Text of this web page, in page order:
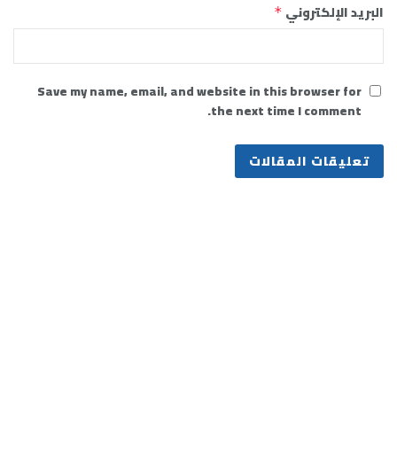
البريد الإلكتروني *
Save my name, email, and website in this browser for
the next time I comment.